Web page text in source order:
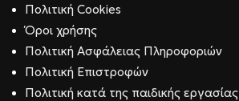
Πολιτική Cookies
Όροι χρήσης
Πολιτική Ασφάλειας Πληροφοριών
Πολιτική Επιστροφών
Πολιτική κατά της παιδικής εργασίας